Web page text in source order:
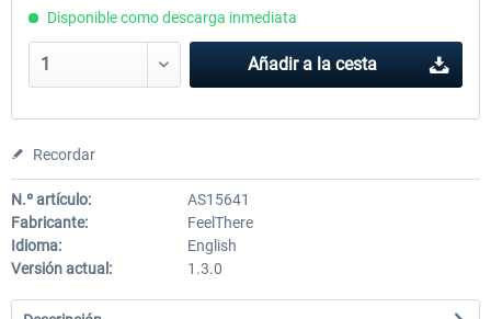
Disponible como descarga inmediata
Añadir a la cesta
Recordar
N.º artículo:
AS15641
Fabricante:
FeelThere
Idioma:
English
Versión actual:
1.3.0